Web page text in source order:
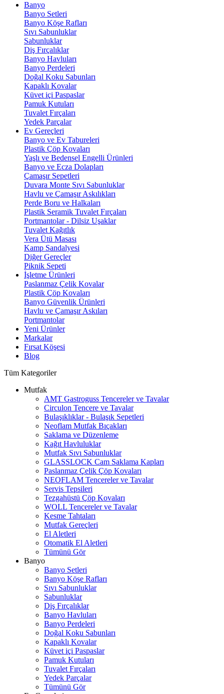
Banyo
Banyo Setleri
Banyo Köşe Rafları
Sıvı Sabunluklar
Sabunluklar
Diş Fırçalıklar
Banyo Havluları
Banyo Perdeleri
Doğal Koku Sabunları
Kapaklı Kovalar
Küvet içi Paspaslar
Pamuk Kutuları
Tuvalet Fırçaları
Yedek Parçalar
Ev Gereçleri
Banyo ve Ev Tabureleri
Plastik Çöp Kovaları
Yaşlı ve Bedensel Engelli Ürünleri
Banyo ve Ecza Dolapları
Çamaşır Sepetleri
Duvara Monte Sıvı Sabunluklar
Havlu ve Çamaşır Askılıkları
Perde Boru ve Halkaları
Plastik Seramik Tuvalet Fırçaları
Portmantolar - Dilsiz Uşaklar
Tuvalet Kağıtlık
Vera Ütü Masası
Kamp Sandalyesi
Diğer Gereçler
Piknik Sepeti
İşletme Ürünleri
Paslanmaz Çelik Kovalar
Plastik Çöp Kovaları
Banyo Güvenlik Ürünleri
Havlu ve Çamaşır Askıları
Portmantolar
Yeni Ürünler
Markalar
Fırsat Köşesi
Blog
Tüm Kategoriler
Mutfak
AMT Gastroguss Tencereler ve Tavalar
Circulon Tencere ve Tavalar
Bulaşıklıklar - Bulaşık Sepetleri
Neoflam Mutfak Bıçakları
Saklama ve Düzenleme
Kağıt Havluluklar
Mutfak Sıvı Sabunluklar
GLASSLOCK Cam Saklama Kapları
Paslanmaz Çelik Çöp Kovaları
NEOFLAM Tencereler ve Tavalar
Servis Tepsileri
Tezgahüstü Çöp Kovaları
WOLL Tencereler ve Tavalar
Kesme Tahtaları
Mutfak Gereçleri
El Aletleri
Otomatik El Aletleri
Tümünü Gör
Banyo
Banyo Setleri
Banyo Köşe Rafları
Sıvı Sabunluklar
Sabunluklar
Diş Fırçalıklar
Banyo Havluları
Banyo Perdeleri
Doğal Koku Sabunları
Kapaklı Kovalar
Küvet içi Paspaslar
Pamuk Kutuları
Tuvalet Fırçaları
Yedek Parçalar
Tümünü Gör